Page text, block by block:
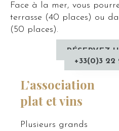
Face à la mer, vous
terrasse (40 places) ou
(50 places).
RÉSERVEZ
+33(0)3 22
L’association
plat et vins
Plusieurs grands